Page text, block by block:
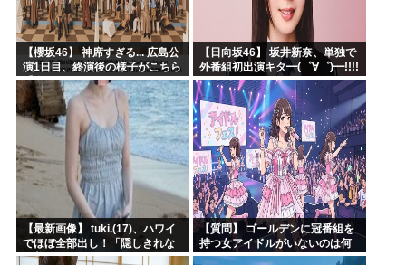
【櫻坂46】 神席すぎる... 広島公
演1日目、終演後の様子がこちら
【全国ツアー2026 What’s
lonesome?】
【日向坂46】 坂井新奈、単独で
外番組初出演キタ━(゜∀゜)━!!!!
【最新画像】 tuki.(17)、ハワイ
でほぼ全部出し！「隠しきれな
い美貌」とSNSざわつく
【質問】 ゴールデンに冠番組を
持つ女アイドルがいないのは何
故なのか？